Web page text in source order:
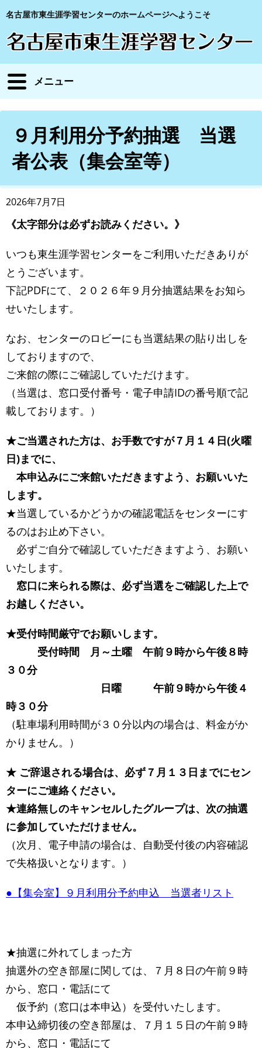
名古屋市東生涯学習センターのホームページへようこそ
メニュー
９月利用分予約抽選 当選
者公表（集会室等）
2026年7月7日
《太字部分は必ずお読みください。》
いつも東生涯学習センターをご利用いただきありが
とうございます。
下記PDFにて、２０２６年９月分抽選結果をお知ら
せいたします。
なお、センターのロビーにも当選結果の貼り出しを
しておりますので、
ご来館の際にご確認していただけます。
（当選は、窓口受付番号・電子申請IDの番号順で記
載しております。）
★ご当選された方は、お手数ですが７月１４日(火曜
日)までに、
本申込みにご来館いただきますよう、お願いいた
します。
★当選しているかどうかの確認電話をセンターにす
るのはお止め下さい。
必ずご自分で確認していただきますよう、お願い
いたします。
窓口に来られる際は、必ず当選をご確認した上で
お越しください。
★受付時間厳守でお願いします。
受付時間 月～土曜 午前９時から午後８時
３０分
日曜 午前９時から午後４
時３０分
（駐車場利用時間が３０分以内の場合は、料金がか
かりません。）
★ ご辞退される場合は、必ず７月１３日までにセン
ターにご連絡ください。
★連絡無しのキャンセルしたグループは、次の抽選
に参加していただけません。
（次月、電子申請の場合は、自動受付後の内容確認
で失格扱いとなります。）
●【集会室】９月利用分予約申込 当選者リスト
★抽選に外れてしまった方
抽選外の空き部屋に関しては、７月８日の午前９時
から、窓口・電話にて
仮予約（窓口は本申込）を受付いたします。
本申込締切後の空き部屋は、７月１５日の午前９時
から、窓口・電話にて